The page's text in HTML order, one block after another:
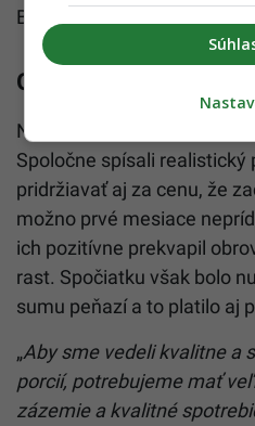
Bun Bo Nam Bo za 6,90.
Gastro je o kvalite, nie
Na počiatku tohto plánu
Spoločne spísali realistický
pridržiavať aj za cenu, že
možno prvé mesiace
ich pozitívne prekvapil
rast. Spočiatku však bolo
sumu peňazí a to platilo aj
„Aby sme vedeli kvalitne a
porcií, potrebujeme mať
zázemie a kvalitné